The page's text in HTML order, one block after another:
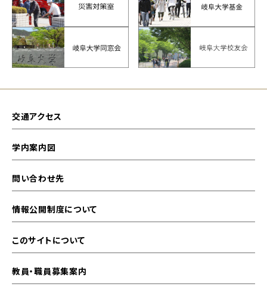
交通アクセス
学内案内図
問い合わせ先
情報公開制度について
このサイトについて
教員・職員募集案内